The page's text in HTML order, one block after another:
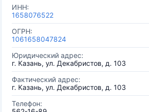
ИНН:
1658076522
ОГРН:
1061658047824
Юридический адрес:
г. Казань, ул. Декабристов, д. 103
Фактический адрес:
г. Казань, ул. Декабристов, д. 103
Телефон: